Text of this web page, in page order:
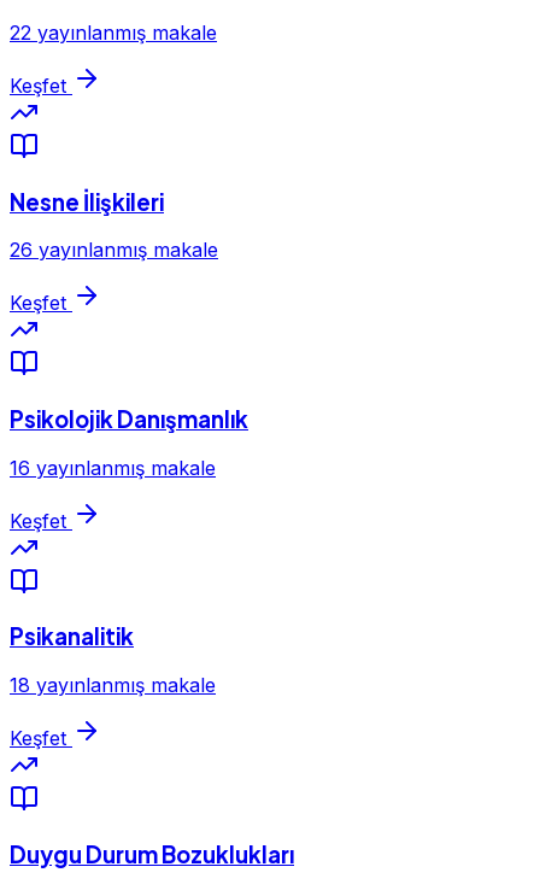
22 yayınlanmış makale
Keşfet
Nesne İlişkileri
26 yayınlanmış makale
Keşfet
Psikolojik Danışmanlık
16 yayınlanmış makale
Keşfet
Psikanalitik
18 yayınlanmış makale
Keşfet
Duygu Durum Bozuklukları